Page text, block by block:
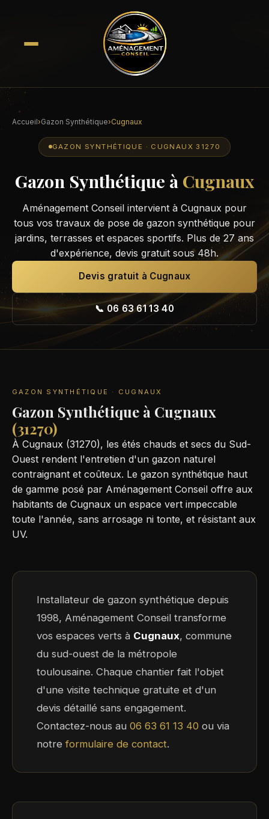
Accueil›Gazon Synthétique›Cugnaux
GAZON SYNTHÉTIQUE · CUGNAUX 31270
Gazon Synthétique à Cugnaux
Aménagement Conseil intervient à Cugnaux pour
tous vos travaux de pose de gazon synthétique pour
jardins, terrasses et espaces sportifs. Plus de 27 ans
d'expérience, devis gratuit sous 48h.
Devis gratuit à Cugnaux
📞 06 63 61 13 40
GAZON SYNTHÉTIQUE · CUGNAUX
Gazon Synthétique à Cugnaux
(31270)
À Cugnaux (31270), les étés chauds et secs du Sud-
Ouest rendent l'entretien d'un gazon naturel
contraignant et coûteux. Le gazon synthétique haut
de gamme posé par Aménagement Conseil offre aux
habitants de Cugnaux un espace vert impeccable
toute l'année, sans arrosage ni tonte, et résistant aux
UV.
Installateur de gazon synthétique depuis
1998, Aménagement Conseil transforme
vos espaces verts à Cugnaux, commune
du sud-ouest de la métropole
toulousaine. Chaque chantier fait l'objet
d'une visite technique gratuite et d'un
devis détaillé sans engagement.
Contactez-nous au 06 63 61 13 40 ou via
notreformulaire de contact.